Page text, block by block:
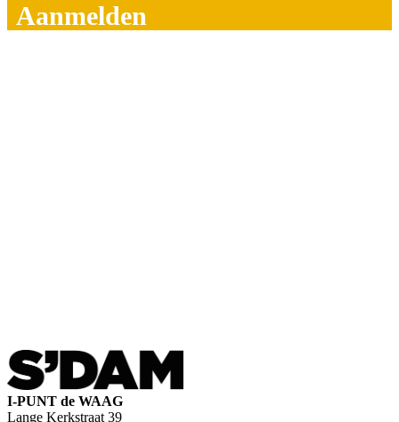
Aanmelden
I-PUNT de WAAG
Lange Kerkstraat 39